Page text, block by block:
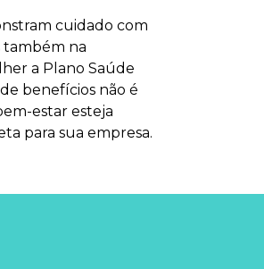
cuidado com
também na
a Plano Saúde
benefícios não é
estar esteja
para sua empresa.